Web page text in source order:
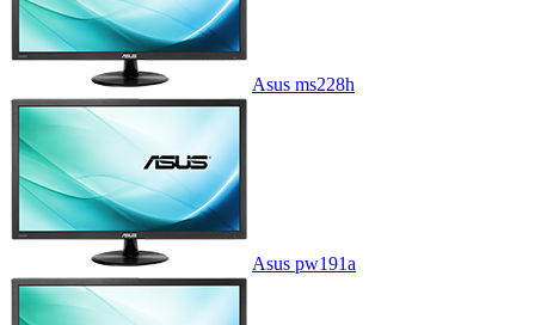
Asus ms228h
Asus pw191a